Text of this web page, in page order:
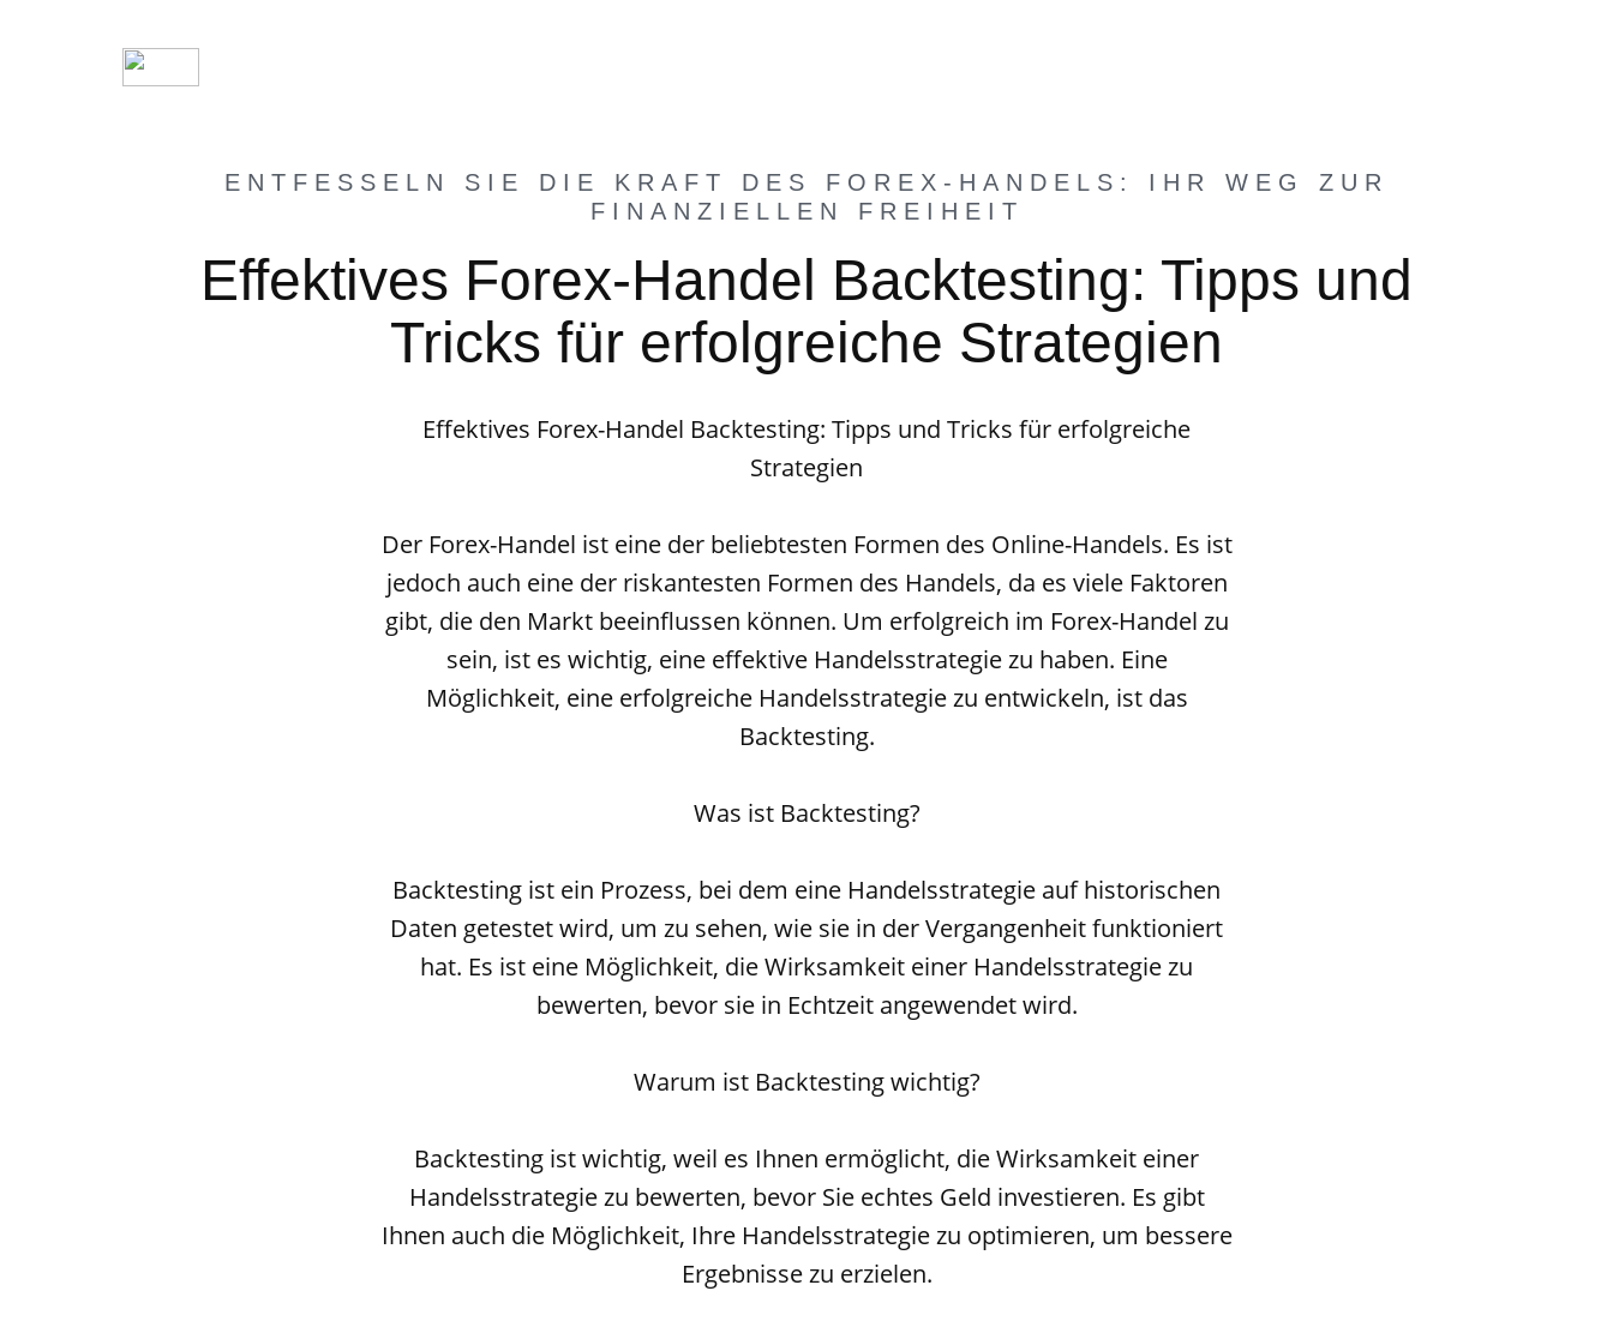
ENTFESSELN SIE DIE KRAFT DES FOREX-HANDELS: IHR WEG ZUR
FINANZIELLEN FREIHEIT
Effektives Forex-Handel Backtesting: Tipps und
Tricks für erfolgreiche Strategien
Effektives Forex-Handel Backtesting: Tipps und Tricks für erfolgreiche
Strategien
Der Forex-Handel ist eine der beliebtesten Formen des Online-Handels. Es ist
jedoch auch eine der riskantesten Formen des Handels, da es viele Faktoren
gibt, die den Markt beeinflussen können. Um erfolgreich im Forex-Handel zu
sein, ist es wichtig, eine effektive Handelsstrategie zu haben. Eine
Möglichkeit, eine erfolgreiche Handelsstrategie zu entwickeln, ist das
Backtesting.
Was ist Backtesting?
Backtesting ist ein Prozess, bei dem eine Handelsstrategie auf historischen
Daten getestet wird, um zu sehen, wie sie in der Vergangenheit funktioniert
hat. Es ist eine Möglichkeit, die Wirksamkeit einer Handelsstrategie zu
bewerten, bevor sie in Echtzeit angewendet wird.
Warum ist Backtesting wichtig?
Backtesting ist wichtig, weil es Ihnen ermöglicht, die Wirksamkeit einer
Handelsstrategie zu bewerten, bevor Sie echtes Geld investieren. Es gibt
Ihnen auch die Möglichkeit, Ihre Handelsstrategie zu optimieren, um bessere
Ergebnisse zu erzielen.